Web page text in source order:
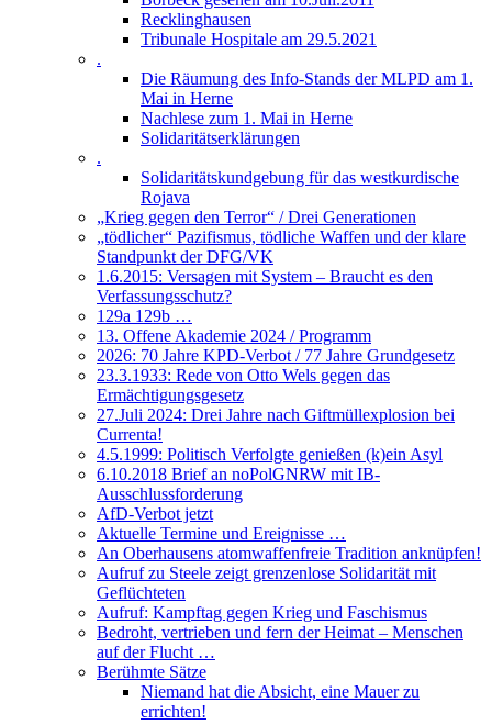
Recklinghausen
Tribunale Hospitale am 29.5.2021
.
Die Räumung des Info-Stands der MLPD am 1.
Mai in Herne
Nachlese zum 1. Mai in Herne
Solidaritätserklärungen
.
Solidaritätskundgebung für das westkurdische
Rojava
„Krieg gegen den Terror“ / Drei Generationen
„tödlicher“ Pazifismus, tödliche Waffen und der klare
Standpunkt der DFG/VK
1.6.2015: Versagen mit System – Braucht es den
Verfassungsschutz?
129a 129b …
13. Offene Akademie 2024 / Programm
2026: 70 Jahre KPD-Verbot / 77 Jahre Grundgesetz
23.3.1933: Rede von Otto Wels gegen das
Ermächtigungsgesetz
27.Juli 2024: Drei Jahre nach Giftmüllexplosion bei
Currenta!
4.5.1999: Politisch Verfolgte genießen (k)ein Asyl
6.10.2018 Brief an noPolGNRW mit IB-
Ausschlussforderung
AfD-Verbot jetzt
Aktuelle Termine und Ereignisse …
An Oberhausens atomwaffenfreie Tradition anknüpfen!
Aufruf zu Steele zeigt grenzenlose Solidarität mit
Geflüchteten
Aufruf: Kampftag gegen Krieg und Faschismus
Bedroht, vertrieben und fern der Heimat – Menschen
auf der Flucht …
Berühmte Sätze
Niemand hat die Absicht, eine Mauer zu
errichten!